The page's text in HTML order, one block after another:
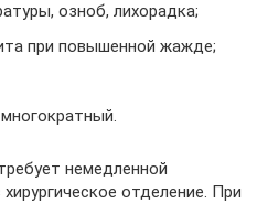
озноб, лихорадка;
при повышенной жажде;
немедленной
отделение. При